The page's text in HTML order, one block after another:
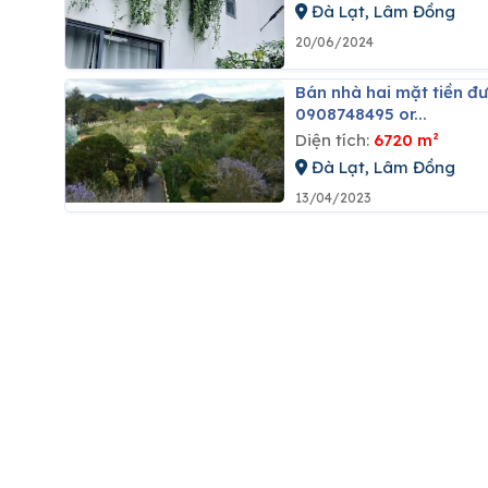
Đà Lạt, Lâm Đồng
20/06/2024
Bán nhà hai mặt tiền đường đinh tiên hoàng, f8, tp đà lạt. dt: 672m2. giá: 48 tỷ. lh:
0908748495 or...
Diện tích: 6720 m²
Đà Lạt, Lâm Đồng
13/04/2023